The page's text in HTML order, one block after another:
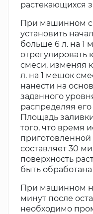
растекающихся
При машинном
установить
больше 6 л. на 1
отрегулировать
смеси, изменяя
л. на 1 мешок
нанести на
заданного
распределяя
Площадь
того, что время
составляет 30
поверхность
быть
При машинном
минут после
необходимо